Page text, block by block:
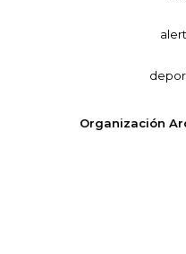
Organización